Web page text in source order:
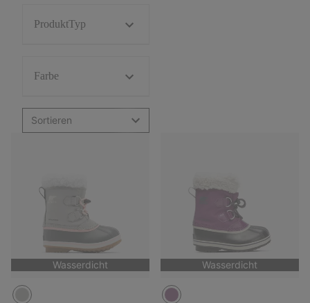
ProduktTyp
Farbe
Sortieren
Wasserdicht Wasserdicht